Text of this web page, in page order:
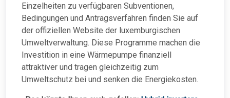
Einzelheiten zu verfügbaren Subventionen,
Bedingungen und Antragsverfahren finden Sie auf
der offiziellen Website der luxemburgischen
Umweltverwaltung. Diese Programme machen die
Investition in eine Wärmepumpe finanziell
attraktiver und tragen gleichzeitig zum
Umweltschutz bei und senken die Energiekosten.